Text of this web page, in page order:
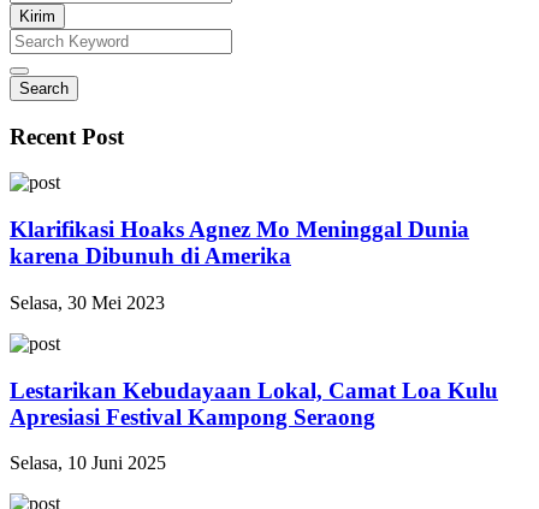
Kirim
Search
Recent Post
Klarifikasi Hoaks Agnez Mo Meninggal Dunia
karena Dibunuh di Amerika
Selasa, 30 Mei 2023
Lestarikan Kebudayaan Lokal, Camat Loa Kulu
Apresiasi Festival Kampong Seraong
Selasa, 10 Juni 2025